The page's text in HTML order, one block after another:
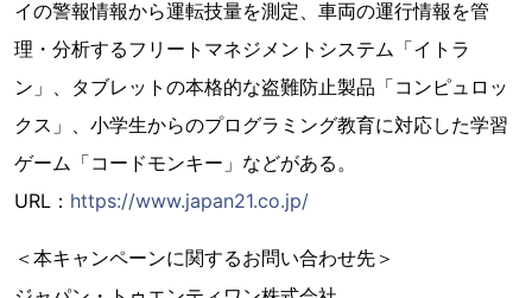
イの警報情報から運転技量を測定、車両の運行情報を管
理・分析するフリートマネジメントシステム「イトラ
ン」、タブレットの本格的な盗難防止製品「コンピュロッ
クス」、小学生からのプログラミング教育に対応した学習
ゲーム「コードモンキー」などがある。
URL： https://www.japan21.co.jp/
＜本キャンペーンに関するお問い合わせ先＞